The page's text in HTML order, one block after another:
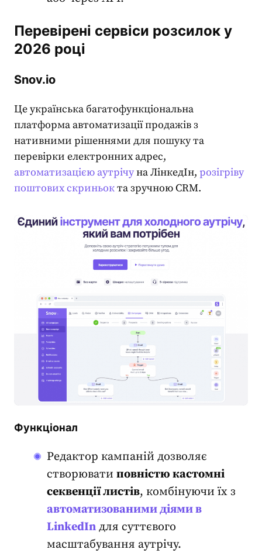
Перевірені сервіси розсилок у
2026 році
Snov.io
Це українська багатофункціональна
платформа автоматизації продажів з
нативними рішеннями для пошуку та
перевірки електронних адрес,
автоматизацією аутрічуна ЛінкедІн, розігріву
поштових скриньокта зручною CRM.
Функціонал
Редактор кампаній дозволяє
створювати повністю кастомні
секвенції листів, комбінуючи їх з
автоматизованими діями в
LinkedIn для суттєвого
масштабування аутрічу.